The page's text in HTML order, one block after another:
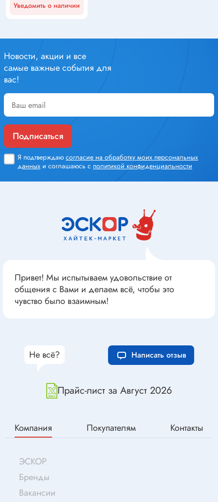
Уведомить о наличии
Новости, акции и все
самые важные события для
вас!
Подписаться
Я подтверждаю согласие на обработку моих персональных
данных и соглашаюсь с политикой конфиденциальности
Привет! Мы испытываем удовольствие от
общения с Вами и делаем всё, чтобы это
чувство было взаимным!
Прайс-лист за Август 2026
Не всё? Написать отзыв
Компания Покупателям Контакты
ЭСКОР
Бренды
Вакансии